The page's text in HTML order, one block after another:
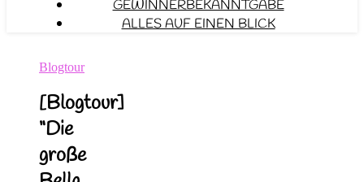
GEWINNERBEKANNTGABE
ALLES AUF EINEN BLICK
Blogtour
[Blogtour]
“Die
große